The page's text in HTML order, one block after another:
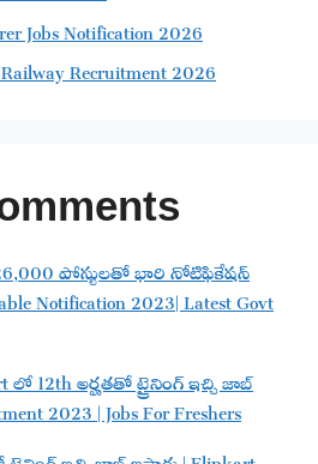
Jobs Notification 2026
Recruitment 2026
పోస్టులతో భారి నోటిఫికేషన్
Notification 2023| Latest Govt
లో 12th అర్హతతో ట్రైనింగ్ ఇచ్చి జాబ్
2023 | Jobs For Freshers